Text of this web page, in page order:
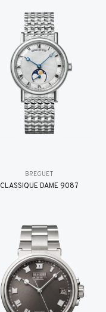
BREGUET
CLASSIQUE DAME 9087